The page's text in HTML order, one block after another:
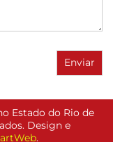
Estado do Rio de
Design e
.